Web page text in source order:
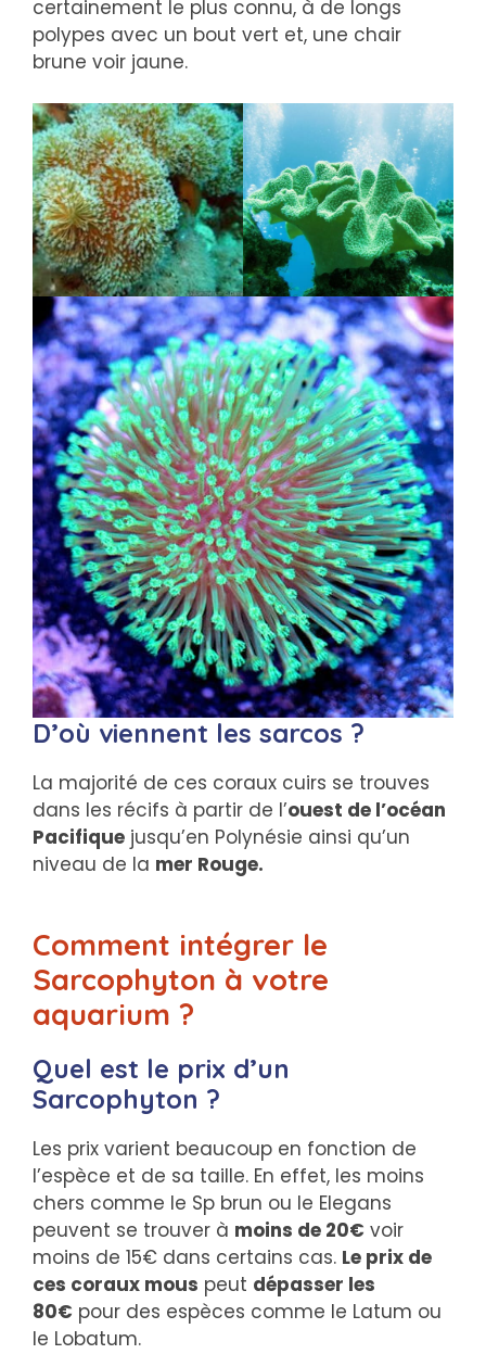
certainement le plus connu, à de longs
polypes avec un bout vert et, une chair
brune voir jaune.
D’où viennent les sarcos ?
La majorité de ces coraux cuirs se trouves
dans les récifs à partir de l’ouest de l’océan
Pacifique jusqu’en Polynésie ainsi qu’un
niveau de la mer Rouge.
Comment intégrer le
Sarcophyton à votre
aquarium ?
Quel est le prix d’un
Sarcophyton ?
Les prix varient beaucoup en fonction de
l’espèce et de sa taille. En effet, les moins
chers comme le Sp brun ou le Elegans
peuvent se trouver à moins de 20€ voir
moins de 15€ dans certains cas. Le prix de
ces coraux mous peut dépasser les
80€ pour des espèces comme le Latum ou
le Lobatum.